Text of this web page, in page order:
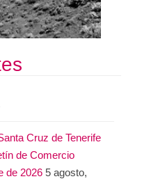
Cruz de Tenerife
de Comercio
de 2026 5 agosto,